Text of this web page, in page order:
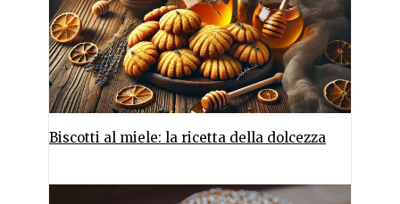
Biscotti al miele: la ricetta della dolcezza